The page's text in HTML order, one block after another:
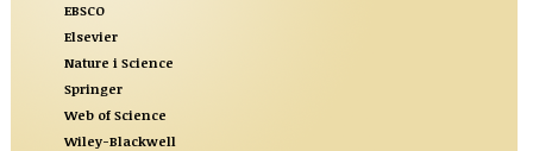
EBSCO
Elsevier
Nature i Science
Springer
Web of Science
Wiley-Blackwell